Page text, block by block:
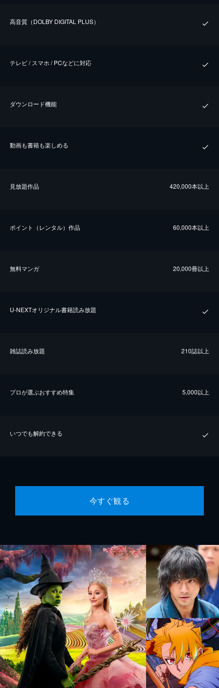
⾼⾳質（DOLBY DIGITAL PLUS）
テレビ / スマホ / PCなどに対応
ダウンロード機能
動画も書籍も楽しめる
⾒放題作品 420,000本以上
ポイント（レンタル）作品 60,000本以上
無料マンガ 20,000冊以上
U-NEXTオリジナル書籍読み放題
雑誌読み放題 210誌以上
プロが選ぶおすすめ特集 5,000以上
いつでも解約できる
今すぐ観る